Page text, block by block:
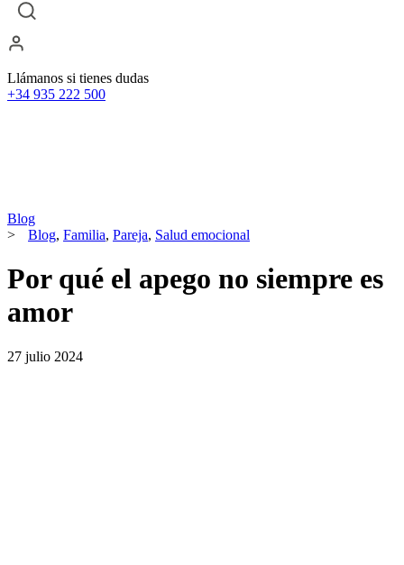
Llámanos si tienes dudas
+34 935 222 500
Blog
>
Blog, Familia, Pareja, Salud emocional
Por qué el apego no siempre es
amor
27 julio 2024